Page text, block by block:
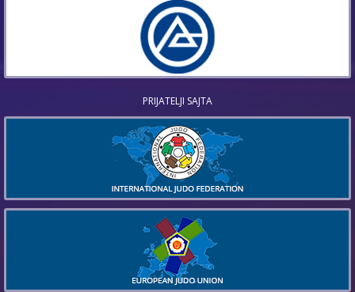
PRIJATELJI SAJTA